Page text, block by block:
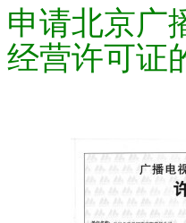
申请北京广
经营许可证